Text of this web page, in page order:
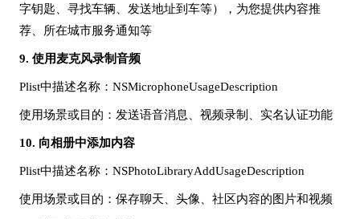
字钥匙、寻找车辆、发送地址到车等），为您提供内容推
荐、所在城市服务通知等
9. 使用麦克风录制音频
Plist中描述名称：NSMicrophoneUsageDescription
使用场景或目的：发送语音消息、视频录制、实名认证功能
10. 向相册中添加内容
Plist中描述名称：NSPhotoLibraryAddUsageDescription
使用场景或目的：保存聊天、头像、社区内容的图片和视频